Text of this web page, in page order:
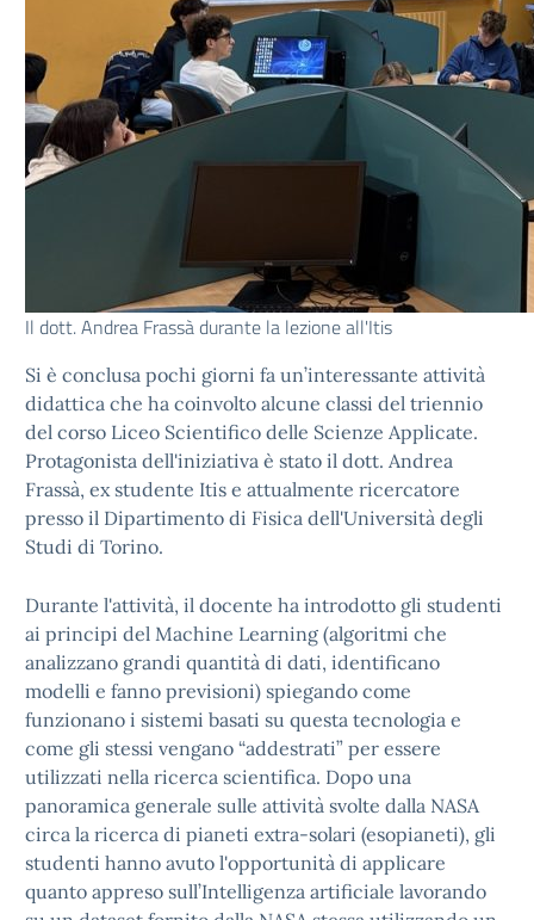
Il dott. Andrea Frassà durante la lezione all'Itis
Si è conclusa pochi giorni fa un’interessante attività
didattica che ha coinvolto alcune classi del triennio
del corso Liceo Scientifico delle Scienze Applicate.
Protagonista dell'iniziativa è stato il dott. Andrea
Frassà, ex studente Itis e attualmente ricercatore
presso il Dipartimento di Fisica dell'Università degli
Studi di Torino.
Durante l'attività, il docente ha introdotto gli studenti
ai principi del Machine Learning (algoritmi che
analizzano grandi quantità di dati, identificano
modelli e fanno previsioni) spiegando come
funzionano i sistemi basati su questa tecnologia e
come gli stessi vengano “addestrati” per essere
utilizzati nella ricerca scientifica. Dopo una
panoramica generale sulle attività svolte dalla NASA
circa la ricerca di pianeti extra-solari (esopianeti), gli
studenti hanno avuto l'opportunità di applicare
quanto appreso sull’Intelligenza artificiale lavorando